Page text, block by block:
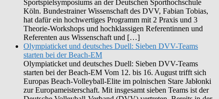
Sportspielsymposiums an der Deutschen Sporthochschule
Köln. Bundestrainer Wissenschaft des DVV, Fabian Tobias,
hat dafür ein hochwertiges Programm mit 2 Praxis und 3
Theorie-Workshops und hochklassigen Referentinnen und
Referenten aus Wissenschaft und […]
Olympiaticket und deutsches Duell: Sieben DVV-Teams
starten bei der Beach-EM
Olympiaticket und deutsches Duell: Sieben DVV-Teams
starten bei der Beach-EM Vom 12. bis 16. August trifft sich
Europas Beach-Volleyball-Elite im polnischen Stare Jabłonki
zur Europameisterschaft. Mit insgesamt sieben Teams ist der